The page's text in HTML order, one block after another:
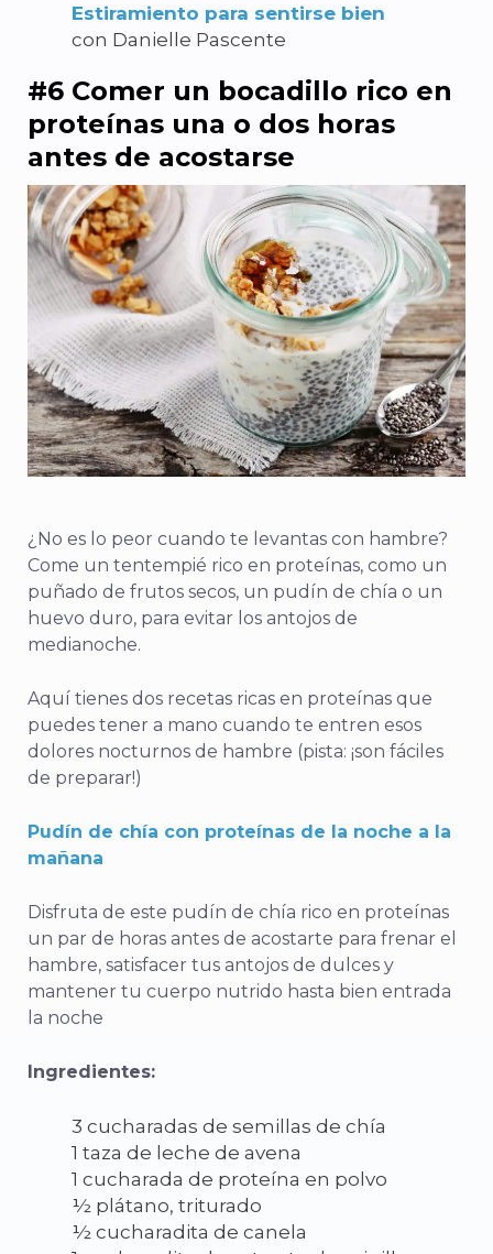
Estiramiento para sentirse bien
con Danielle Pascente
#6 Comer un bocadillo rico en
proteínas una o dos horas
antes de acostarse
¿No es lo peor cuando te levantas con hambre?
Come un tentempié rico en proteínas, como un
puñado de frutos secos, un pudín de chía o un
huevo duro, para evitar los antojos de
medianoche.
Aquí tienes dos recetas ricas en proteínas que
puedes tener a mano cuando te entren esos
dolores nocturnos de hambre (pista: ¡son fáciles
de preparar!)
Pudín de chía con proteínas de la noche a la
mañana
Disfruta de este pudín de chía rico en proteínas
un par de horas antes de acostarte para frenar el
hambre, satisfacer tus antojos de dulces y
mantener tu cuerpo nutrido hasta bien entrada
la noche
Ingredientes:
3 cucharadas de semillas de chía
1 taza de leche de avena
1 cucharada de proteína en polvo
½ plátano, triturado
½ cucharadita de canela